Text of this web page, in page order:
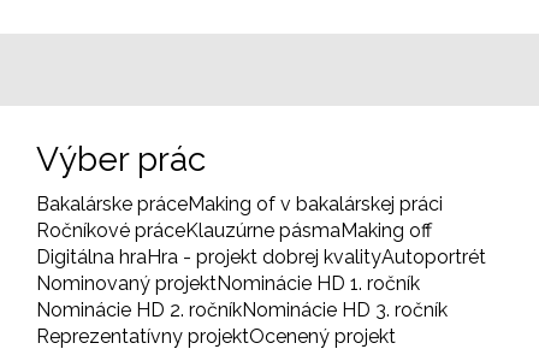
Výber prác
Bakalárske práceMaking of v bakalárskej práci
Ročníkové práceKlauzúrne pásmaMaking off
Digitálna hraHra - projekt dobrej kvalityAutoportrét
Nominovaný projektNominácie HD 1. ročník
Nominácie HD 2. ročníkNominácie HD 3. ročník
Reprezentatívny projektOcenený projekt